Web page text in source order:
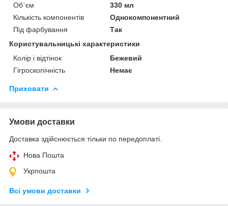
Об`єм
330 мл
Кількість компонентів
Однокомпонентний
Під фарбування
Так
Користувальницькі характеристики
Колір і відтінок
Бежевий
Гігроскопічність
Немає
Приховати
Умови доставки
Доставка здійснюється тільки по передоплаті.
Нова Пошта
Укрпошта
Всі умови доставки